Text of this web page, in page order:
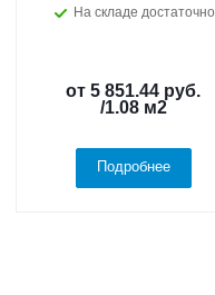
На складе достаточно
от 5 851.44 руб.
/1.08 м2
Подробнее